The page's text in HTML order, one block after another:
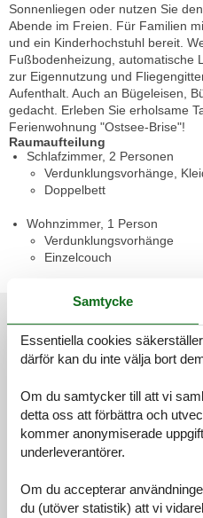
Sonnenliegen oder nutzen Sie
Abende im Freien. Für Familien
und ein Kinderhochstuhl bereit.
Fußbodenheizung, automatische
zur Eigennutzung und
Aufenthalt. Auch an Bügeleisen,
gedacht. Erleben Sie erholsame
Ferienwohnung "Ostsee-Brise"!
Raumaufteilung
Schlafzimmer, 2 Personen
Verdunklungsvorhänge,
Doppelbett
Wohnzimmer, 1 Person
Verdunklungsvorhänge
Einzelcouch
Externa
Våra gästrecensioner
4,9
5,0
Allmän:
Samtycke
Essentiella cookies
därför kan du inte välja bort
Om du samtycker till att vi
detta oss att förbättra och
kommer anonymiserade
underleverantörer.
Om du accepterar
du (utöver statistik) att vi